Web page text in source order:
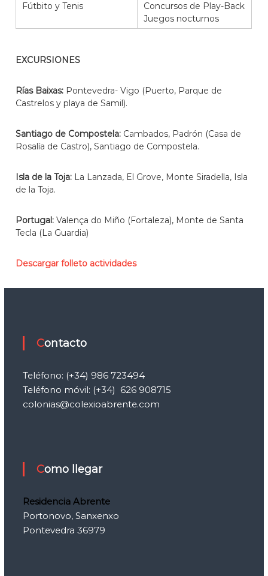
Fútbito y Tenis
Concursos de Play-Back
Juegos nocturnos
EXCURSIONES
Rías Baixas: Pontevedra- Vigo (Puerto, Parque de
Castrelos y playa de Samil).
Santiago de Compostela: Cambados, Padrón (Casa de
Rosalía de Castro), Santiago de Compostela.
Isla de la Toja: La Lanzada, El Grove, Monte Siradella, Isla
de la Toja.
Portugal:Valença do Miño (Fortaleza), Monte de Santa
Tecla (La Guardia)
Descargar folleto actividades
Contacto
Teléfono: (+34) 986 723494
Teléfono móvil: (+34) 626 908715
colonias@colexioabrente.com
Como llegar
Residencia Abrente
Portonovo, Sanxenxo
Pontevedra 36979